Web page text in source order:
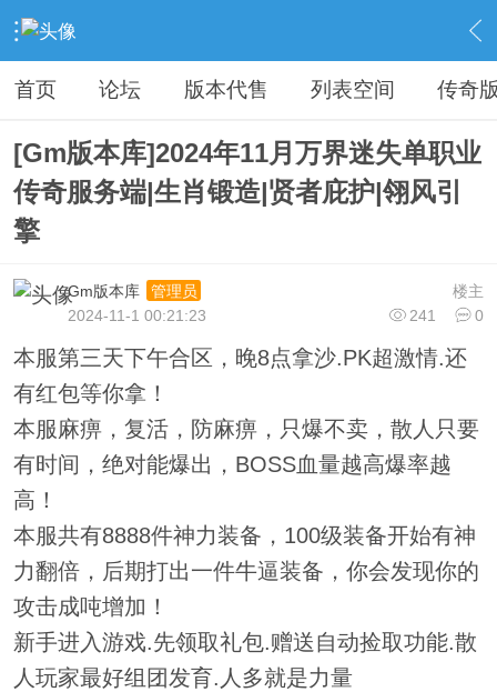
› 传奇私服专区 › 传奇商业版本免费下载 › 内容
首页 论坛 版本代售 列表空间 传奇
[Gm版本库]2024年11月万界迷失单职业
传奇服务端|生肖锻造|贤者庇护|翎风引
擎
楼主
Gm版本库
管理员
241
0
2024-11-1 00:21:23
本服第三天下午合区，晚8点拿沙.PK超激情.还
有红包等你拿！
本服麻痹，复活，防麻痹，只爆不卖，散人只要
有时间，绝对能爆出，BOSS血量越高爆率越
高！
本服共有8888件神力装备，100级装备开始有神
力翻倍，后期打出一件牛逼装备，你会发现你的
攻击成吨增加！
新手进入游戏.先领取礼包.赠送自动捡取功能.散
人玩家最好组团发育.人多就是力量